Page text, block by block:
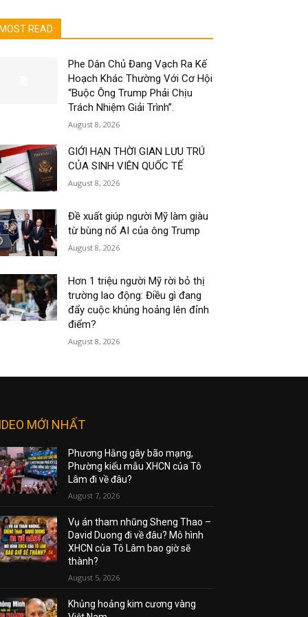
MOST READ
Phe Dân Chủ Đang Vạch Ra Kế
Hoạch Khác Thường Với Cơ Hội
“Buộc Ông Trump Phải Chịu
Trách Nhiệm Giải Trình”.
August 8, 2026
GIỚI HẠN THỜI GIAN LƯU TRÚ
CỦA SINH VIÊN QUỐC TẾ
August 8, 2026
Đề xuất giúp người Mỹ làm giàu
từ bùng nổ AI của ông Trump
August 8, 2026
Hơn 1 triệu người Mỹ rời bỏ thị
trường lao động: Điều gì đang
đẩy cuộc khủng hoảng lên đỉnh
điểm?
August 8, 2026
MỚI NHẤT
Phương Hằng gây bão mạng,
Phường kiểu mẫu XHCN của Tô
Lâm đi về đâu?
August 7, 2026
Vụ án tham nhũng Sheng Thao –
David Duong đi về đâu? Mô hình
XHCN của Tô Lâm bao giờ sẽ
thành?
August 5, 2026
Khủng hoảng kim cương vàng